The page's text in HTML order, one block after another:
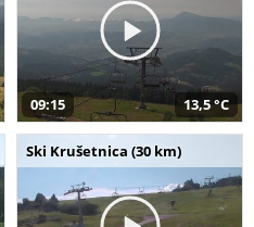
09:15 13,5 °C
Ski Krušetnica (30 km)